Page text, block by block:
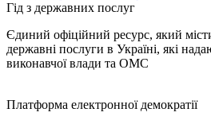
Гід з державних послуг
Єдиний офіційний ресурс, який
державні послуги в Україні, які
виконавчої влади та ОМС
Платформа електронної демократії